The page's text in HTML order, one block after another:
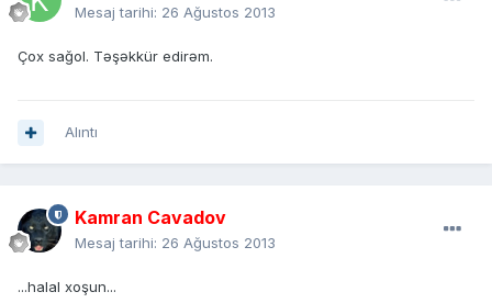
Mesaj tarihi: 26 Ağustos 2013
Çox sağol. Təşəkkür edirəm.
Alıntı
Kamran Cavadov
Mesaj tarihi: 26 Ağustos 2013
...halal xoşun...